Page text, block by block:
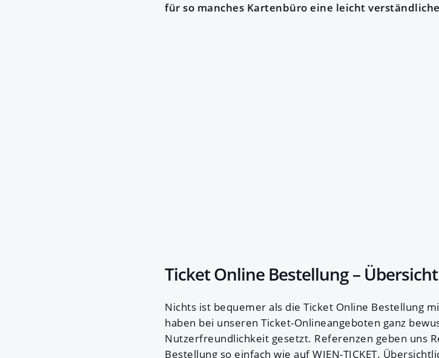
für so manches Kartenbüro eine leicht
Ticket Online Bestellung –
Nichts ist bequemer als die Ticket Online Bestellung
haben bei unseren Ticket-Onlineangeboten ganz
Nutzerfreundlichkeit gesetzt. Referenzen geben uns
Bestellung so einfach wie auf WIEN-TICKET.